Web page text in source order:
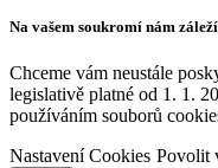
Na vašem soukromí nám záleží
Chceme vám neustále
legislativě platné od 1. 1.
používáním souborů
Nastavení Cookies Povolit